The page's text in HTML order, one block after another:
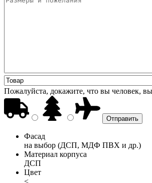
Пожалуйста, докажите, что вы человек,
Фасад
на выбор (ДСП, МДФ ПВХ и др.)
Материал корпуса
ДСП
Цвет
<